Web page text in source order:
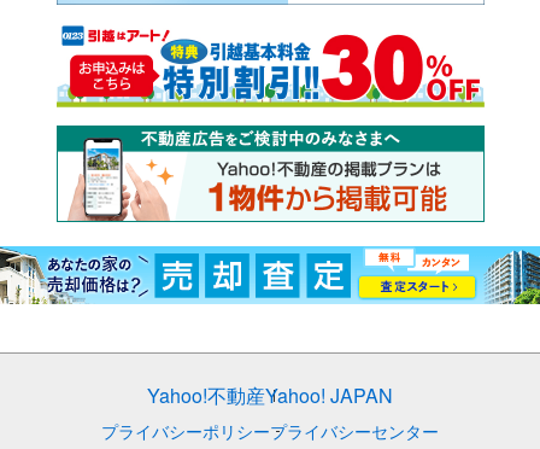
Yahoo!不動産Yahoo! JAPAN
プライバシーポリシープライバシーセンター